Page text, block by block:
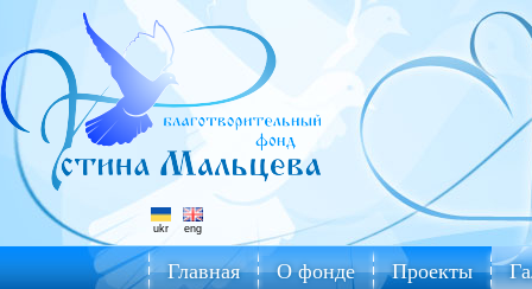
ukr eng
Главная О фонде Проекты